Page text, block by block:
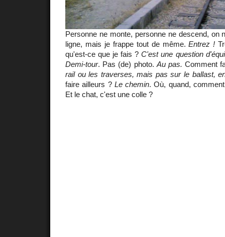
Personne ne monte, personne ne descend, on
ligne, mais je frappe tout de même.Entrez !
qu'est-ce que je fais ?C'est une question
Demi-tour. Pas (de) photo. Au pas. Comment
rail ou les traverses, mais pas sur le ballast,
faire ailleurs ? Le chemin. Où, quand,
Et le chat, c'est une colle ?